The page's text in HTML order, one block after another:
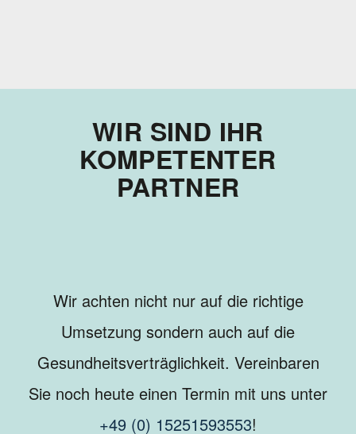
WIR SIND IHR
KOMPETENTER
PARTNER
Wir achten nicht nur auf die richtige
Umsetzung sondern auch auf die
Gesundheitsverträglichkeit. Vereinbaren
Sie noch heute einen Termin mit uns unter
+49 (0) 15251593553!